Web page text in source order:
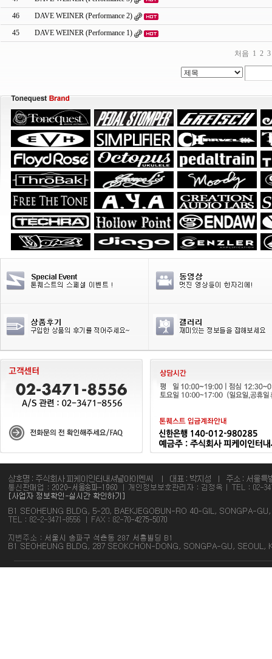
46
DAVE WEINER (Performance 2)
45
DAVE WEINER (Performance 1)
처음 1 2 3